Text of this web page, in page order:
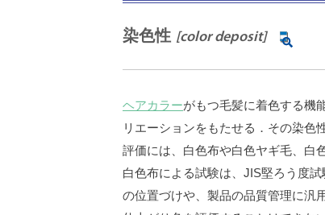
染色性 [color deposit]
ヘアカラーがもつ毛髪に着色する機
リエーションをもたせる．その染色
評価には、白色布や白色ヤギ毛、白
白色布による試験は、JIS堅ろう度
の位置づけや、製品の品質管理に汎